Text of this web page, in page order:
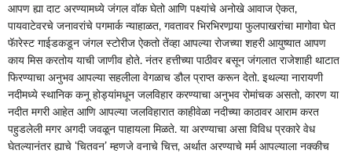
आपण ह्या दाट अरण्यामध्ये जंगल वॉक घेतो आणि पक्ष्यांचे अनोखे आवाज ऐकत,
पायवाटेवरचे जनावरांचे पगमार्क न्याहाळत, गवतावर भिरभिरणार्‍या फुलपाखरांचा मागोवा घेत
फॅारेस्ट गाईडकडून जंगल स्टोरीज ऐकतो तेंव्हा आपल्या रोजच्या शहरी आयुष्यात आपण
काय मिस करतोय याची जाणीव होते. नंतर हत्तीच्या पाठीवर बसून जंगलात राजेशाही थाटात
फिरण्याचा अनुभव आपल्या सहलीला वेगळाच डौल प्राप्त करून देतो. इथल्या नारायणी
नदीमध्ये स्थानिक कनू होड्यांमधून जलविहार करण्याचा अनुभव रोमांचक असतो, कारण या
नदीत मगरी आहेत आणि आपल्या जलविहारात काहीवेळा नदीच्या काठावर आराम करत
पहुडलेली मगर अगदी जवळून पाहायला मिळते. या अरण्याचा असा विविध प्रकारे वेध
घेतल्यानंतर ह्याचे ‘चितवन’ म्हणजे वनाचे चित्त, अर्थात अरण्याचे मर्म आपल्याला नक्कीच